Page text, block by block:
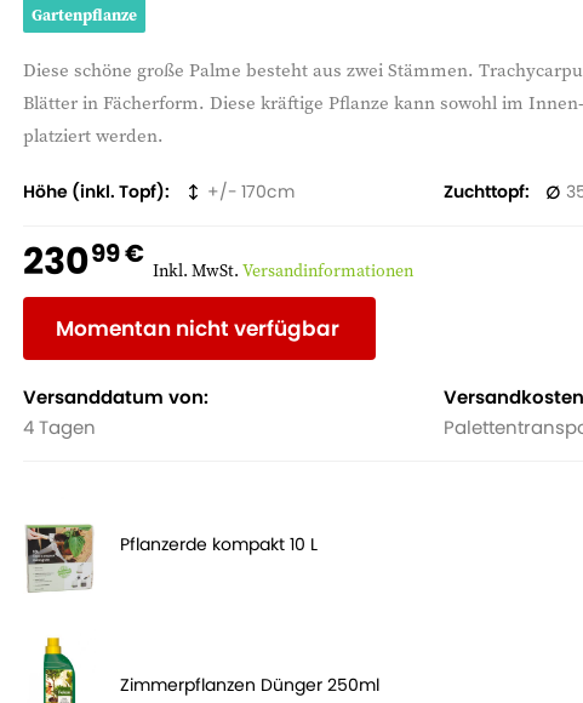
Gartenpflanze
Diese schöne große Palme besteht aus zwei Stämmen.
Blätter in Fächerform. Diese kräftige Pflanze kann sowohl im
platziert werden.
Höhe (inkl. Topf) 170 Zuchttopf
23099 € Inkl. MwSt.Versandinformationen
Momentan nicht verfügbar
Versanddatum von:
4 Tagen
Pflanzerde kompakt 10 L
Zimmerpflanzen Dünger 250ml